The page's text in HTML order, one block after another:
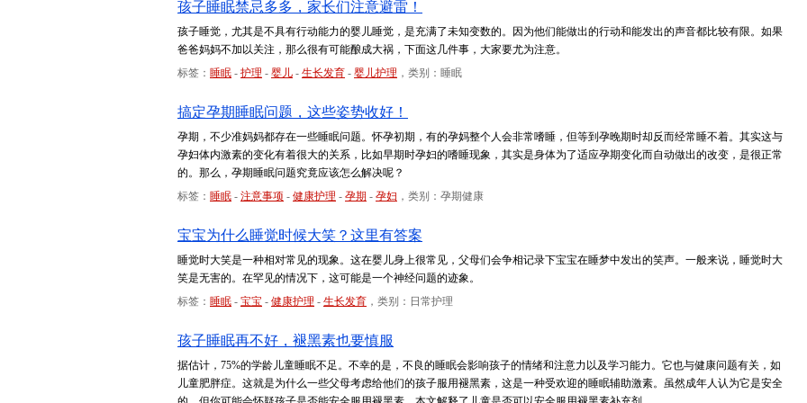
孩子睡眠禁忌多多，家长们注意避雷！
孩子睡觉，尤其是不具有行动能力的婴儿睡觉，是充满了未知变数的。因为他们能做出的行动和能发出的声音都比较有限。如果
爸爸妈妈不加以关注，那么很有可能酿成大祸，下面这几件事，大家要尤为注意。
标签： 睡眠 - 护理 - 婴儿 - 生长发育 - 婴儿护理 ，类别：睡眠
搞定孕期睡眠问题，这些姿势收好！
孕期，不少准妈妈都存在一些睡眠问题。怀孕初期，有的孕妈整个人会非常嗜睡，但等到孕晚期时却反而经常睡不着。其实这与
孕妇体内激素的变化有着很大的关系，比如早期时孕妇的嗜睡现象，其实是身体为了适应孕期变化而自动做出的改变，是很正常
的。那么，孕期睡眠问题究竟应该怎么解决呢？
标签： 睡眠 - 注意事项 - 健康护理 - 孕期 - 孕妇 ，类别：孕期健康
宝宝为什么睡觉时候大笑？这里有答案
睡觉时大笑是一种相对常见的现象。这在婴儿身上很常见，父母们会争相记录下宝宝在睡梦中发出的笑声。一般来说，睡觉时大
笑是无害的。在罕见的情况下，这可能是一个神经问题的迹象。
标签： 睡眠 - 宝宝 - 健康护理 - 生长发育 ，类别：日常护理
孩子睡眠再不好，褪黑素也要慎服
据估计，75%的学龄儿童睡眠不足。不幸的是，不良的睡眠会影响孩子的情绪和注意力以及学习能力。它也与健康问题有关，如
儿童肥胖症。这就是为什么一些父母考虑给他们的孩子服用褪黑素，这是一种受欢迎的睡眠辅助激素。虽然成年人认为它是安全